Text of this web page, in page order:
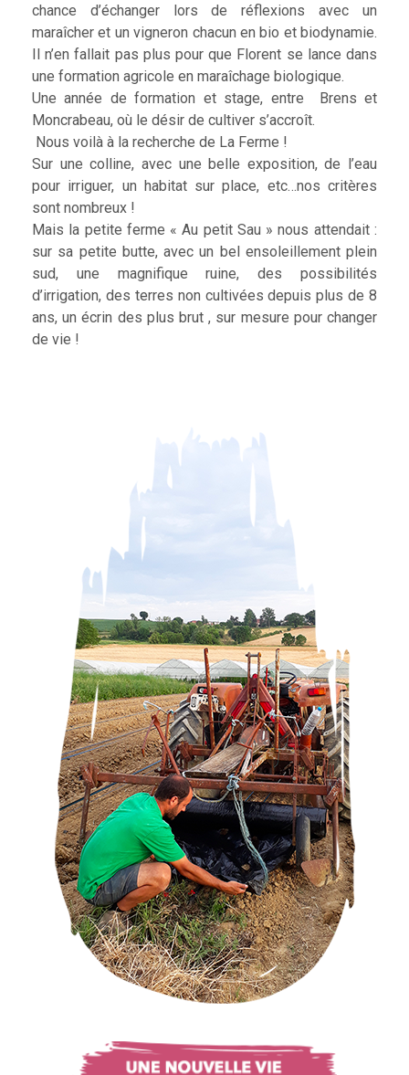
chance d’échanger lors de réflexions avec un
maraîcher et un vigneron chacun en bio et biodynamie.
Il n’en fallait pas plus pour que Florent se lance dans
une formation agricole en maraîchage biologique.
Une année de formation et stage, entre Brens et
Moncrabeau, où le désir de cultiver s’accroît.
Nous voilà à la recherche de La Ferme !
Sur une colline, avec une belle exposition, de l’eau
pour irriguer, un habitat sur place, etc…nos critères
sont nombreux !
Mais la petite ferme « Au petit Sau » nous attendait :
sur sa petite butte, avec un bel ensoleillement plein
sud, une magnifique ruine, des possibilités
d’irrigation, des terres non cultivées depuis plus de 8
ans, un écrin des plus brut , sur mesure pour changer
de vie !